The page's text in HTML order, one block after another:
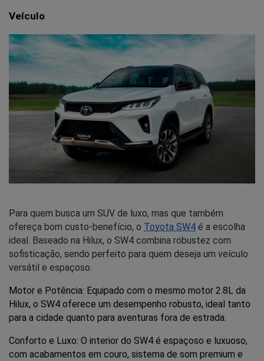
Veículo
Para quem busca um SUV de luxo, mas que também
ofereça bom custo-benefício, o Toyota SW4 é a escolha
ideal. Baseado na Hilux, o SW4 combina robustez com
sofisticação, sendo perfeito para quem deseja um veículo
versátil e espaçoso.
Motor e Potência: Equipado com o mesmo motor 2.8L da
Hilux, o SW4 oferece um desempenho robusto, ideal tanto
para a cidade quanto para aventuras fora de estrada.
Conforto e Luxo: O interior do SW4 é espaçoso e luxuoso,
com acabamentos em couro, sistema de som premium e